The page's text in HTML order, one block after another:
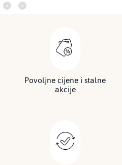
Povoljne cijene i stalne
akcije